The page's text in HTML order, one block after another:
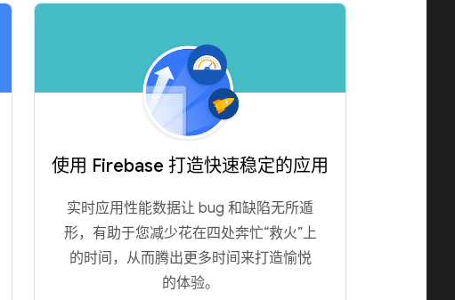
使用 Firebase 打造快速稳定的应用
实时应用性能数据让 bug 和缺陷无所遁
形，有助于您减少花在四处奔忙“救火”上
的时间，从而腾出更多时间来打造愉悦
的体验。